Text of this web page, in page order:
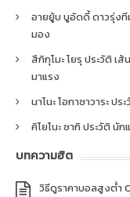
อายยู้บ บูอัดดี้ ดาวรุ่งที
มอง
สึกิกุโมะ โยรุ ประวัติ เ
มาแรง
นาโนะ โอกาซาวาระ ป
คิโยโนะ ซากิ ประวัติ
บทความฮิต
วิธีดูราคาบอลสูงต่ำ